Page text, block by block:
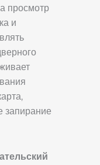
просмотр
и
запирание